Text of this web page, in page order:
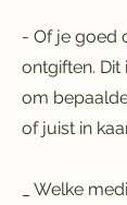
- Of je goed
ontgiften. Dit
om
of juist in
_ Welke